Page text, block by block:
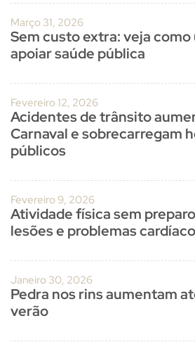
Março 31, 2026
Sem custo extra: veja como
apoiar saúde pública
Fevereiro 12, 2026
Acidentes de trânsito
Carnaval e sobrecarregam
públicos
Fevereiro 9, 2026
Atividade física sem
lesões e problemas
Janeiro 30, 2026
Pedra nos rins aumentam
verão